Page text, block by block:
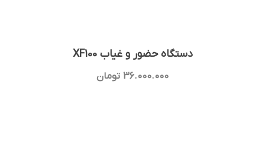
دستگاه حضور و غیاب XF100
تومان 36.000.000